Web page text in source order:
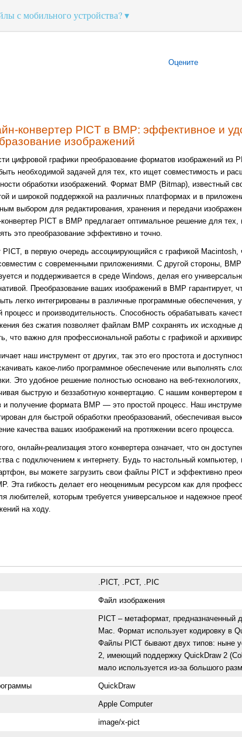
с мобильного устройства?
Оцените
конвертер PICT в BMP: эффективное и
изображений
цифровой графики преобразование форматов изображений из
необходимой задачей для тех, кто ищет совместимость и
обработки изображений. Формат BMP (Bitmap), известный
и широкой поддержкой на различных платформах и в
выбором для редактирования, хранения и передачи
PICT в BMP предлагает оптимальное решение для тех,
это преобразование эффективно и точно.
в первую очередь ассоциирующийся с графикой Macintosh,
с современными приложениями. С другой стороны,
и поддерживается в среде Windows, делая его
Преобразование ваших изображений в BMP гарантирует,
легко интегрированы в различные программные обеспечения,
процесс и производительность. Способность обрабатывать
без сжатия позволяет файлам BMP сохранять их исходные
что важно для профессиональной работы с графикой и
наш инструмент от других, так это его простота и
какое-либо программное обеспечение или выполнять
Это удобное решение полностью основано на веб-технологиях,
быструю и беззаботную конвертацию. С нашим конвертером
и получение формата BMP — это простой процесс. Наш
для быстрой обработки преобразований, обеспечивая
качества ваших изображений на протяжении всего процесса.
онлайн-реализация этого конвертера означает, что он
с подключением к интернету. Будь то настольный компьютер,
вы можете загрузить свои файлы PICT и эффективно
Эта гибкость делает его неоценимым ресурсом как для
любителей, которым требуется универсальное и надежное
на ходу.
.PICT, .PCT, .PIC
Файл изображения
PICT – метаформат,
Mac. Формат использует кодировку в
Файлы PICT бывают двух типов: ныне
2, имеющий поддержку QuickDraw 2
мало используется из-за большого
QuickDraw
Apple Computer
image/x-pict